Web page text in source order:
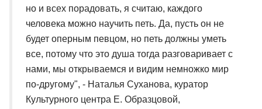
но и всех порадовать, я считаю, каждого
человека можно научить петь. Да, пусть он не
будет оперным певцом, но петь должны уметь
все, потому что это душа тогда разговаривает с
нами, мы открываемся и видим немножко мир
по-другому", - Наталья Суханова, куратор
Культурного центра Е. Образцовой,